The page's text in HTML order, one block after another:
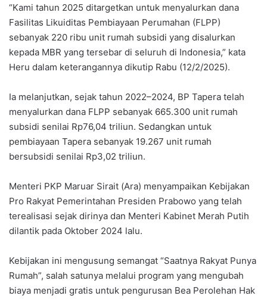
“Kami tahun 2025 ditargetkan untuk menyalurkan dana
Fasilitas Likuiditas Pembiayaan Perumahan (FLPP)
sebanyak 220 ribu unit rumah subsidi yang disalurkan
kepada MBR yang tersebar di seluruh di Indonesia,” kata
Heru dalam keterangannya dikutip Rabu (12/2/2025).
Ia melanjutkan, sejak tahun 2022–2024, BP Tapera telah
menyalurkan dana FLPP sebanyak 665.300 unit rumah
subsidi senilai Rp76,04 triliun. Sedangkan untuk
pembiayaan Tapera sebanyak 19.267 unit rumah
bersubsidi senilai Rp3,02 triliun.
Menteri PKP Maruar Sirait (Ara) menyampaikan Kebijakan
Pro Rakyat Pemerintahan Presiden Prabowo yang telah
terealisasi sejak dirinya dan Menteri Kabinet Merah Putih
dilantik pada Oktober 2024 lalu.
Kebijakan ini mengusung semangat “Saatnya Rakyat Punya
Rumah”, salah satunya melalui program yang mengubah
biaya menjadi gratis untuk pengurusan Bea Perolehan Hak